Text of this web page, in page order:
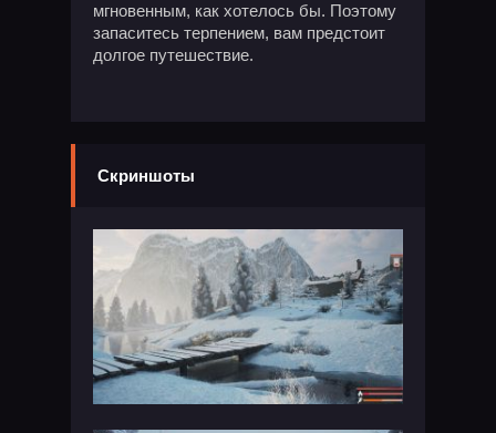
мгновенным, как хотелось бы. Поэтому
запаситесь терпением, вам предстоит
долгое путешествие.
Скриншоты